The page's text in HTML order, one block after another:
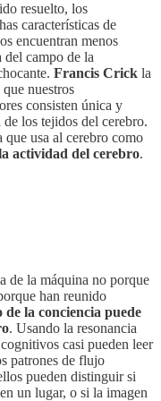
resuelto, los
características de
encuentran menos
del campo de la
Francis Crick la
nuestros
consisten única y
los tejidos del cerebro.
que usa al cerebro como
actividad del cerebro.
de la máquina no porque
han reunido
de la conciencia puede
. Usando la resonancia
casi pueden leer
patrones de flujo
pueden distinguir si
un lugar, o si la imagen